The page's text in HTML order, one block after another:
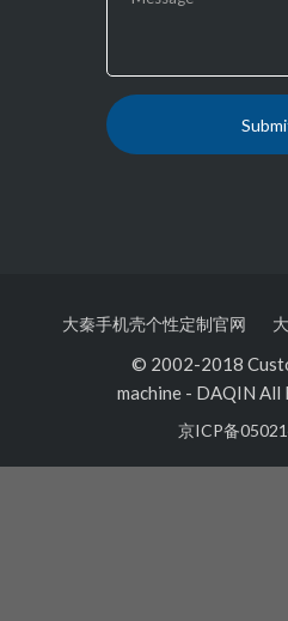
大秦手机壳个性定制官网
© 2002-2018
machine- DAQIN All
京ICP备